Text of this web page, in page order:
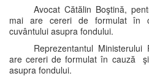
Avocat Cătălin Boştină,
mai are cereri de formulat în
cuvântului asupra fondului.
Reprezentantul
are cereri de formulat în cauză
asupra fondului.